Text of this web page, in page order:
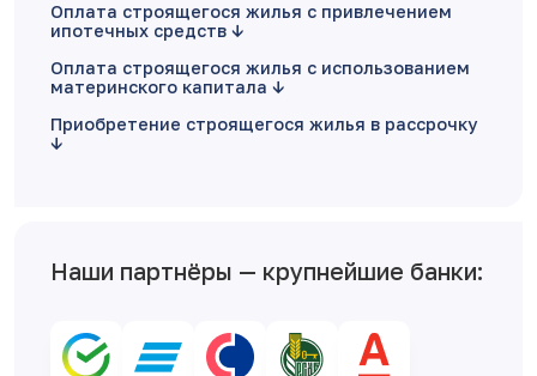
Оплата строящегося жилья с привлечением
ипотечных средств
Оплата строящегося жилья с использованием
материнского капитала
Приобретение строящегося жилья в рассрочку
Наши партнёры — крупнейшие банки: